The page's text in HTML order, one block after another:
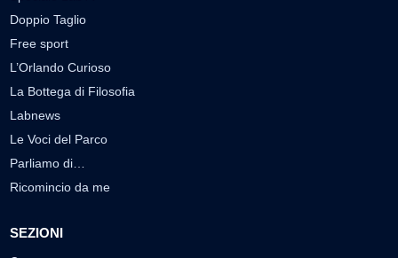
Doppio Taglio
Free sport
L’Orlando Curioso
La Bottega di Filosofia
Labnews
Le Voci del Parco
Parliamo di…
Ricomincio da me
SEZIONI